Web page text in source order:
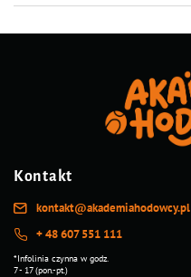
Kontakt
kontakt@akademiahodowcy.pl
+ 48 607 551 111
*Infolinia czynna w godz.
7 - 17 (pon.-pt.)